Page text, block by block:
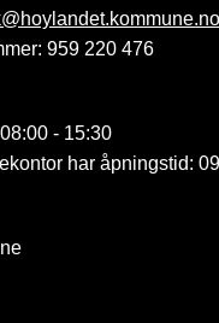
959 220 476
- 15:30
har åpningstid: